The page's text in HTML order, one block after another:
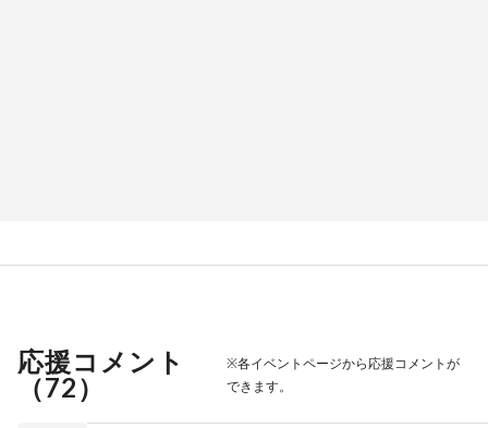
応援コメント
（72）
※各イベントページから応援コメントが
できます。